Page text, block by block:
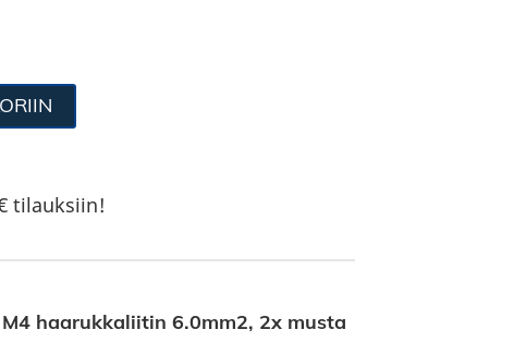
tilauksiin!
haarukkaliitin 6.0mm2, 2x musta